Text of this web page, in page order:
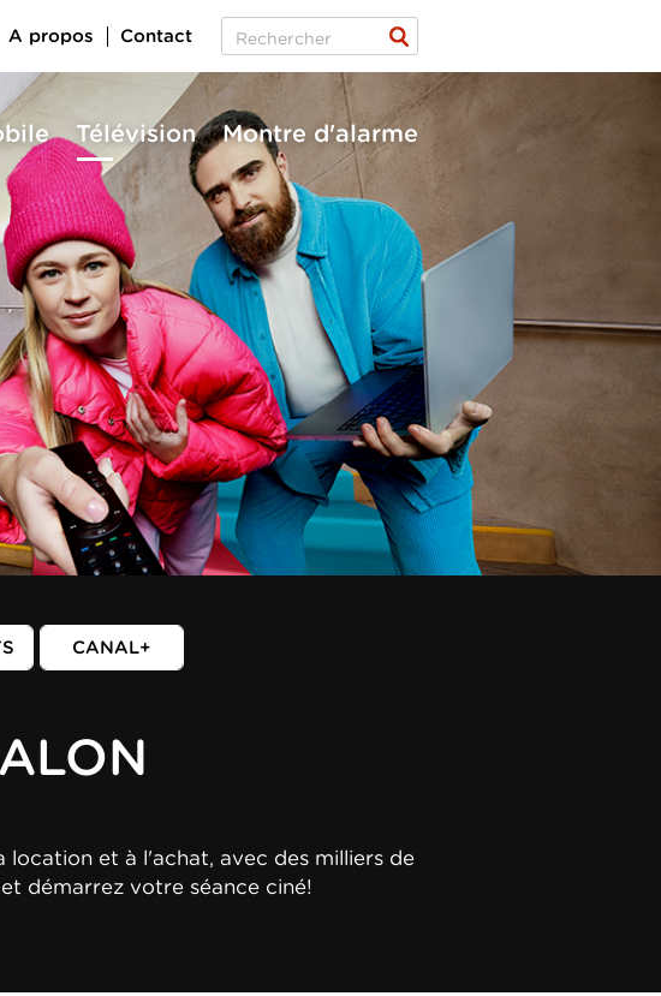
CANAL+
et à l'achat, avec des milliers de
démarrez votre séance ciné!
Télévision Montre d'alarme
A propos Contact